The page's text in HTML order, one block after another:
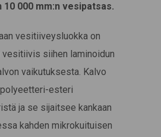
10 000 mm:n vesipatsas.
vesitiiveysluokka on
vesitiivis siihen laminoidun
vaikutuksesta. Kalvo
esteri
ja se sijaitsee kankaan
kahden mikrokuituisen